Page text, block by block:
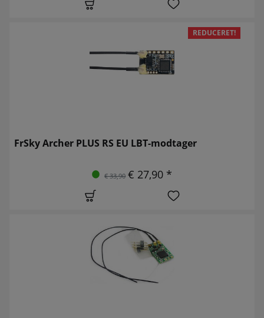
REDUCERET!
FrSky Archer PLUS RS EU LBT-modtager
€ 33,90 € 27,90 *